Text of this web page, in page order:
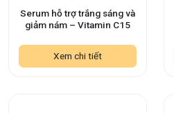
Serum hỗ trợ trắng sáng và
giảm nám – Vitamin C15
Xem chi tiết